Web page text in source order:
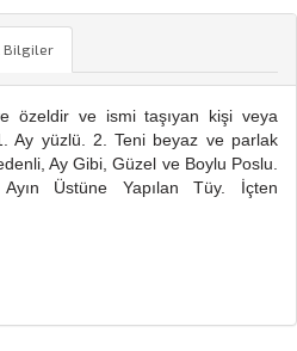
Bilgiler
özeldir ve ismi taşıyan kişi veya
Ay yüzlü. 2. Teni beyaz ve parlak
Ay Gibi, Güzel ve Boylu Poslu.
Ayın Üstüne Yapılan Tüy. İçten